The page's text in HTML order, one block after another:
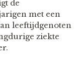
de
met een
leeftijdgenoten
ziekte